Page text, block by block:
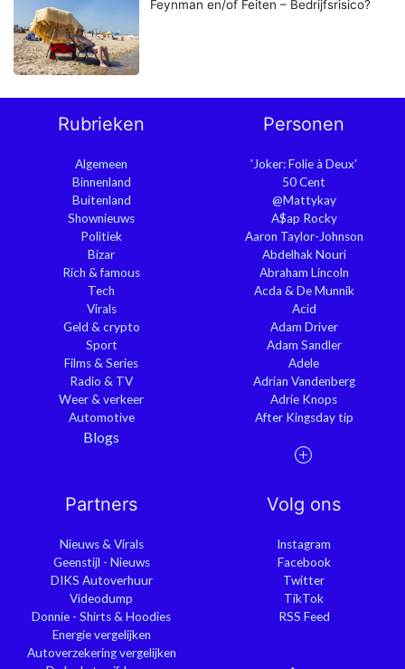
Feynman en/of Feiten – Bedrijfsrisico?
Rubrieken
Algemeen
Binnenland
Buitenland
Shownieuws
Politiek
Bizar
Rich & famous
Tech
Virals
Geld & crypto
Sport
Films & Series
Radio & TV
Weer & verkeer
Automotive
Blogs
Personen
'Joker: Folie à Deux'
50 Cent
@Mattykay
A$ap Rocky
Aaron Taylor-Johnson
Abdelhak Nouri
Abraham Lincoln
Acda & De Munnik
Acid
Adam Driver
Adam Sandler
Adele
Adrian Vandenberg
Adrie Knops
After Kingsday tip
Partners
Nieuws & Virals
Geenstijl - Nieuws
DIKS Autoverhuur
Videodump
Donnie - Shirts & Hoodies
Energie vergelijken
Autoverzekering vergelijken
Volg ons
Instagram
Facebook
Twitter
TikTok
RSS Feed